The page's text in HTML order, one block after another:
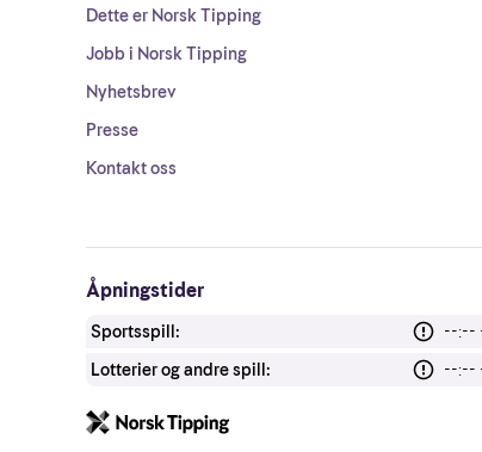
Dette er Norsk Tipping
Jobb i Norsk Tipping
Nyhetsbrev
Presse
Kontakt oss
Åpningstider
Sportsspill:
--:--
Lotterier og andre spill:
--:--